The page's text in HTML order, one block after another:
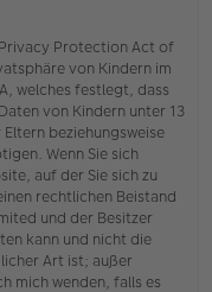
h
en
Privacy Protection Act of
von Kindern im
welches festlegt, dass
von Kindern unter 13
beziehungsweise
Wenn Sie sich
auf der Sie sich zu
rechtlichen Beistand
und der Besitzer
kann und nicht die
Art ist; außer
mich wenden, falls es